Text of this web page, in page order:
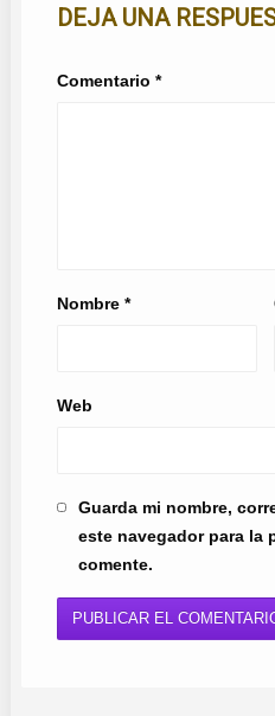
DEJA UNA
Comentario *
Nombre *
Web
Guarda mi nombre,
este navegador para la
comente.